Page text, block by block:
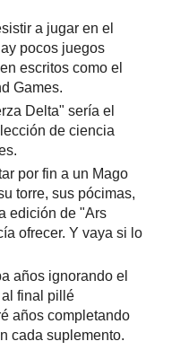
a jugar en el
pocos juegos
escritos como el
Games.
Delta" sería el
de ciencia
por fin a un Mago
torre, sus pócimas,
edición de "Ars
ofrecer. Y vaya si lo
años ignorando el
al final pillé
años completando
cada suplemento.